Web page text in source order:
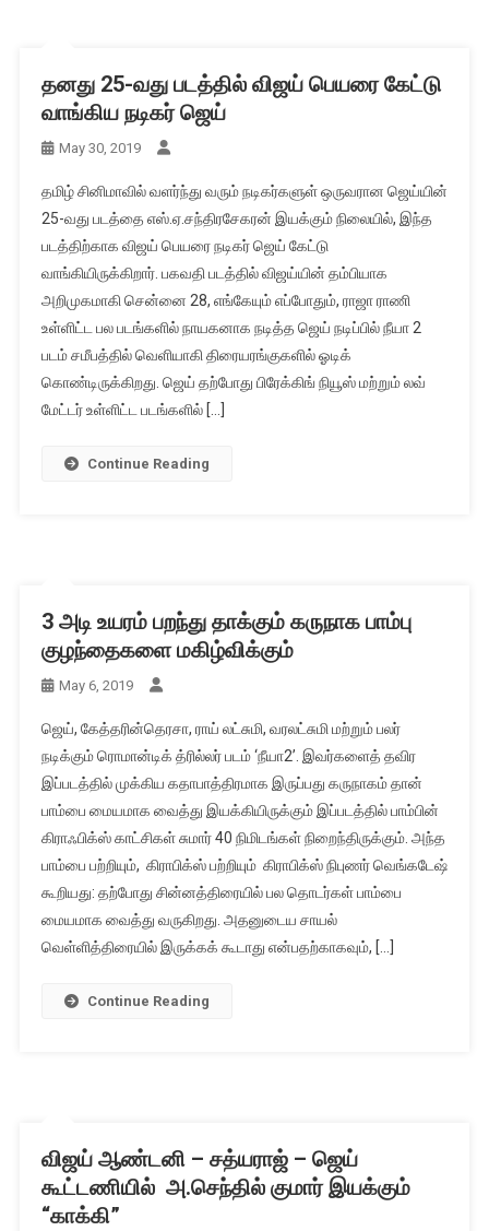
தனது 25-வது படத்தில் விஜய் பெயரை கேட்டு
வாங்கிய நடிகர் ஜெய்
May 30, 2019
தமிழ் சினிமாவில் வளர்ந்து வரும் நடிகர்களுள் ஒருவரான ஜெய்யின்
25-வது படத்தை எஸ்.ஏ.சந்திரசேகரன் இயக்கும் நிலையில், இந்த
படத்திற்காக விஜய் பெயரை நடிகர் ஜெய் கேட்டு
வாங்கியிருக்கிறார். பகவதி படத்தில் விஜய்யின் தம்பியாக
அறிமுகமாகி சென்னை 28, எங்கேயும் எப்போதும், ராஜா ராணி
உள்ளிட்ட பல படங்களில் நாயகனாக நடித்த ஜெய் நடிப்பில் நீயா 2
படம் சமீபத்தில் வெளியாகி திரையரங்குகளில் ஓடிக்
கொண்டிருக்கிறது. ஜெய் தற்போது பிரேக்கிங் நியூஸ் மற்றும் லவ்
மேட்டர் உள்ளிட்ட படங்களில் […]
Continue Reading
3 அடி உயரம் பறந்து தாக்கும் கருநாக பாம்பு
குழந்தைகளை மகிழ்விக்கும்
May 6, 2019
ஜெய், கேத்தரின்தெரசா, ராய் லட்சுமி, வரலட்சுமி மற்றும் பலர்
நடிக்கும் ரொமான்டிக் த்ரில்லர் படம் ‘நீயா2’. இவர்களைத் தவிர
இப்படத்தில் முக்கிய கதாபாத்திரமாக இருப்பது கருநாகம் தான்
பாம்பை மையமாக வைத்து இயக்கியிருக்கும் இப்படத்தில் பாம்பின்
கிராஃபிக்ஸ் காட்சிகள் சுமார் 40 நிமிடங்கள் நிறைந்திருக்கும். அந்த
பாம்பை பற்றியும், கிராபிக்ஸ் பற்றியும் கிராபிக்ஸ் நிபுணர் வெங்கடேஷ்
கூறியது: தற்போது சின்னத்திரையில் பல தொடர்கள் பாம்பை
மையமாக வைத்து வருகிறது. அதனுடைய சாயல்
வெள்ளித்திரையில் இருக்கக் கூடாது என்பதற்காகவும், […]
Continue Reading
விஜய் ஆண்டனி – சத்யராஜ் – ஜெய்
கூட்டணியில் அ.செந்தில் குமார் இயக்கும்
“காக்கி”